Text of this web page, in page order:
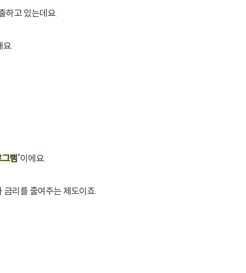
하고 있는데요.
요.
램 ’이에요.
금리를 줄여주는 제도이죠.